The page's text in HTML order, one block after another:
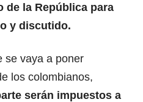
de la República para
y discutido.
se vaya a poner
los colombianos,
serán impuestos a